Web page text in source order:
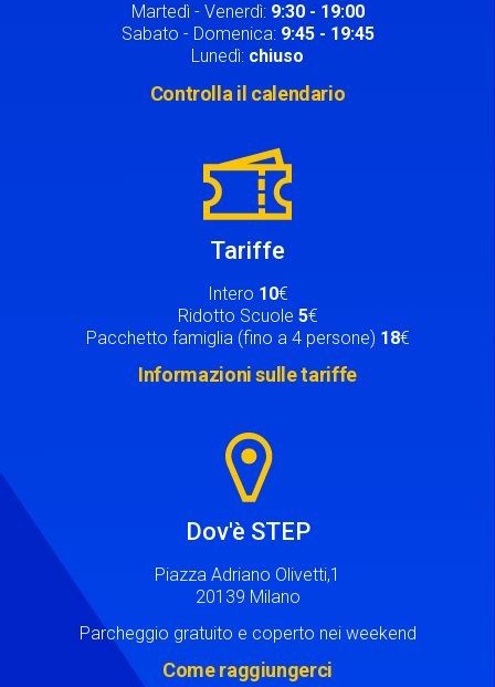
Martedì - Venerdì: 9:30 - 19:00
Sabato - Domenica: 9:45 - 19:45
Lunedì: chiuso
Controlla il calendario
Tariffe
Intero 10€
Ridotto Scuole 5€
Pacchetto famiglia (fino a 4 persone) 18€
Informazioni sulle tariffe
Dov'è STEP
Piazza Adriano Olivetti,1
20139 Milano
Parcheggio gratuito e coperto nei weekend
Come raggiungerci